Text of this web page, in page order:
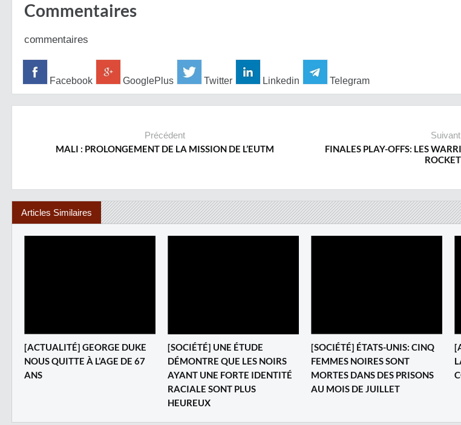
Commentaires
commentaires
Facebook GooglePlus Twitter Linkedin Telegram
Précédent
MALI : PROLONGEMENT DE LA MISSION DE L’EUTM
Suivant
FINALES PLAY-OFFS: LES
Articles Similaires
[ACTUALITÉ] GEORGE DUKE
NOUS QUITTE À L’AGE DE 67
ANS
[SOCIÉTÉ] UNE ÉTUDE
DÉMONTRE QUE LES NOIRS
AYANT UNE FORTE IDENTITÉ
RACIALE SONT PLUS
HEUREUX
[SOCIÉTÉ] ÉTATS-UNIS: CINQ
FEMMES NOIRES SONT
MORTES DANS DES PRISONS
AU MOIS DE JUILLET